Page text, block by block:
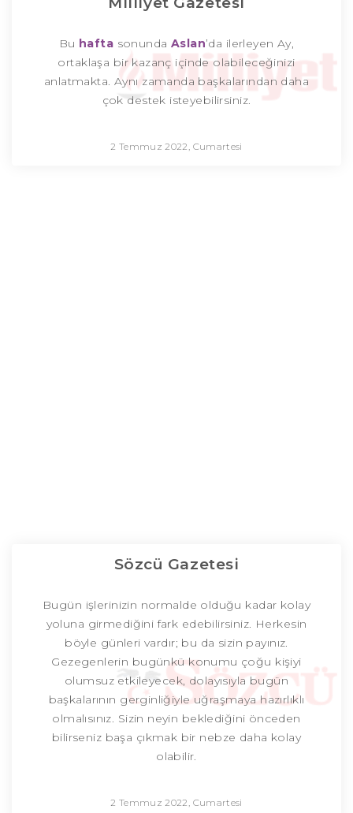
Bu hafta sonunda Aslan’da ilerleyen Ay,
ortaklaşa bir kazanç içinde olabileceğinizi
anlatmakta. Aynı zamanda başkalarından daha
çok destek isteyebilirsiniz.
2 Temmuz 2022, Cumartesi
Sözcü Gazetesi
Bugün işlerinizin normalde olduğu kadar kolay
yoluna girmediğini fark edebilirsiniz. Herkesin
böyle günleri vardır; bu da sizin payınız.
Gezegenlerin bugünkü konumu çoğu kişiyi
olumsuz etkileyecek, dolayısıyla bugün
başkalarının gerginliğiyle uğraşmaya hazırlıklı
olmalısınız. Sizin neyin beklediğini önceden
bilirseniz başa çıkmak bir nebze daha kolay
olabilir.
2 Temmuz 2022, Cumartesi